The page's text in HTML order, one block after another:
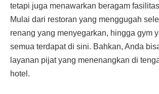
tetapi juga menawarkan beragam
Mulai dari restoran yang menggugah
renang yang menyegarkan, hingga gym
semua terdapat di sini. Bahkan, Anda
layanan pijat yang menenangkan di
hotel.